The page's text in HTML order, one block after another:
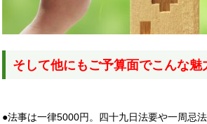
そして他にもご予算面でこんな
●法事は一律5000円。四十九日法要や一周忌法